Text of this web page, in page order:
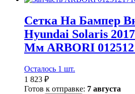
Сетка На Бампер
Hyundai Solaris
Мм ARBORI
Осталось 1 шт.
1 823 ₽
Готов к отправке: 7 августа